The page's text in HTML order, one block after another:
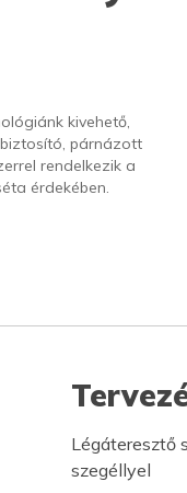
kivehető,
párnázott
rendelkezik a
érdekében.
Légáteresztő
szegéllyel